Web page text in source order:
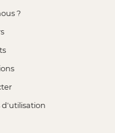
?
d'utilisation